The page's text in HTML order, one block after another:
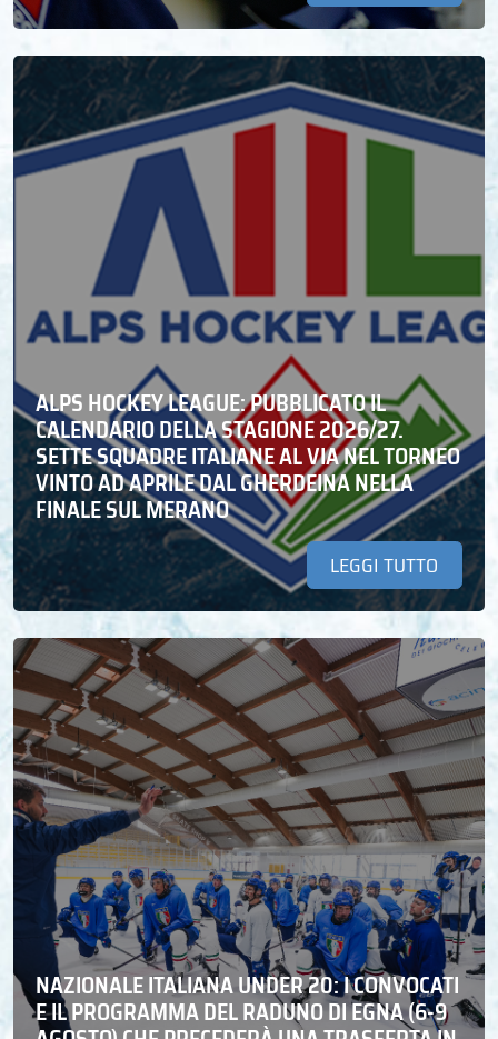
ALPS HOCKEY LEAGUE: PUBBLICATO IL
CALENDARIO DELLA STAGIONE 2026/27.
SETTE SQUADRE ITALIANE AL VIA NEL TORNEO
VINTO AD APRILE DAL GHERDEINA NELLA
FINALE SUL MERANO
LEGGI TUTTO
NAZIONALE ITALIANA UNDER 20: I CONVOCATI
E IL PROGRAMMA DEL RADUNO DI EGNA (6-9